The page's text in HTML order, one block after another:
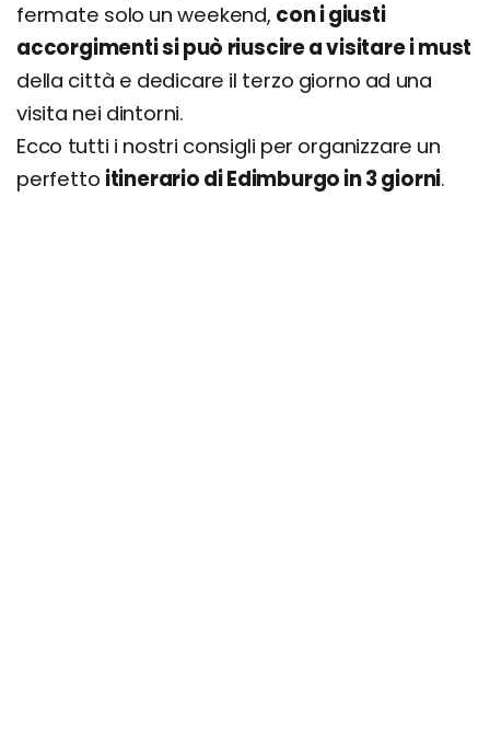
fermate solo un weekend, con i giusti
accorgimenti si può riuscire a visitare i must
della città e dedicare il terzo giorno ad una
visita nei dintorni.
Ecco tutti i nostri consigli per organizzare un
perfetto itinerario di Edimburgo in 3 giorni.